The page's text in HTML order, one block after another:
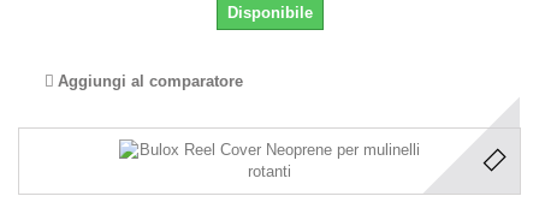
Disponibile
Aggiungi al comparatore